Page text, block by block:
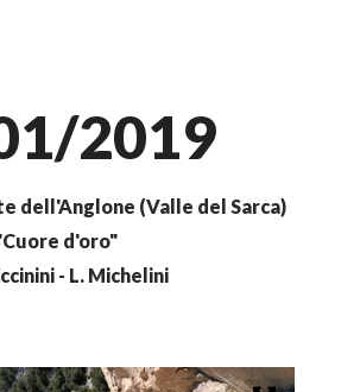
2019
dell'Anglone (Valle del Sarca)
d'oro"
- L. Michelini